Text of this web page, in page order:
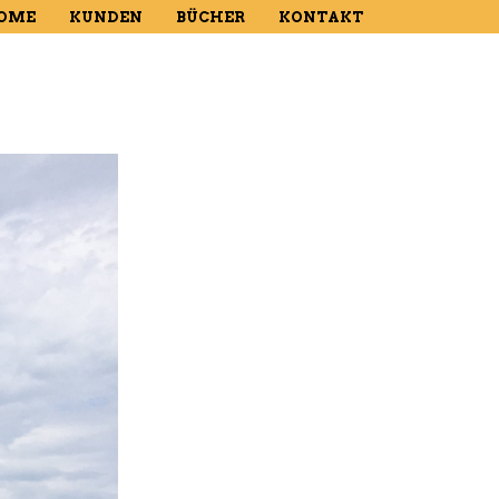
KUNDEN BÜCHER KONTAKT